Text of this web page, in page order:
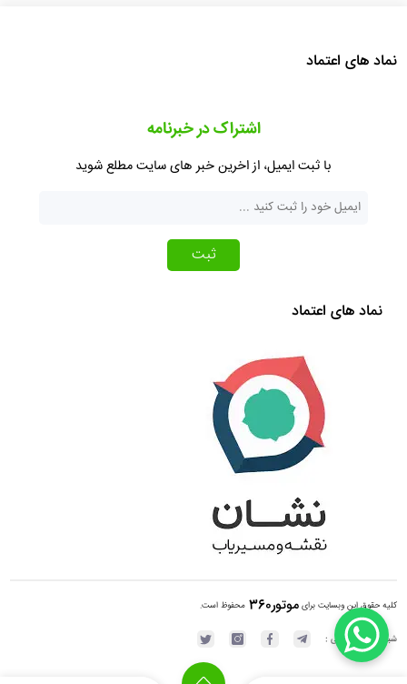
نماد های اعتماد
اشتراک در خبرنامه
با ثبت ایمیل، از اخرین خبر های سایت مطلع شوید
ثبت
نماد های اعتماد
کلیه حقوق این وبسایت برای موتور360 محفوظ است.
شبکه های اجتماعی :